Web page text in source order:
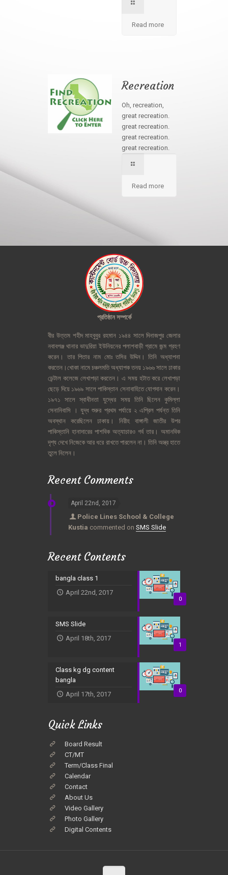
Read more
Recreation
Oh, recreation,
great recreation.
great recreation.
great recreation.
great recreation.
Read more
প্রতিষ্ঠান সম্পর্কে
বীর উত্তম শহীদ মাহবুবুর রহমান ১৯৪৪ সালে দিনাজপুর জেলার
নবাবগঞ্জ থানার ভাদুরিয়া ইউনিয়নের পলাশবাড়ী গ্রামে জন্ম গ্রহণ
করেন।
তার পিতার নাম মোঃ তসির উদ্দিন। তিনি অধ্যাপনা
করতেন।খোকা নামে চঞ্চলমতি অধ্যাপক তনয় ১৯৬৬ সালে ঢাকার
ডেন্টাল কলেজে লেখাপড়া করতেন। এ সময় হটাত করে লেখাপড়া
ছেড়ে দিয়ে ১৯৬৯ সালে পাকিস্তান সেনাবাহিতে যোগদান করেন।
১৯৭১
সালে স্বাধীনতা যুদ্ধের সময় তিনি ছিলেন কুমিল্লা
সেনানিবাসি
। যুদ্ধ শুরুর প্রথম পর্যায়ে ২ এপ্রিল পর্যন্ত তিনি
অবস্থান
করেছিলেন ঢাকায়। নিরীহ বাঙ্গালী জাতীর
উপর
পাকিস্তানি হানাদারের পাশবিক অত্যাচারও গর্ব তার। অমানবিক
দৃশ্য দেখে নিজেকে আর ধরে রাখতে পারলেন না। তিনি অস্ত্র হাতে
তুলে নিলেন।
Recent Comments
April 22nd, 2017
Police Lines School & College
Kustia commented on SMS Slide
Recent Contents
0
bangla class 1
April 22nd, 2017
1
SMS Slide
April 18th, 2017
0
Class kg dg content
bangla
April 17th, 2017
Quick Links
Board Result
CT/MT
Term/Class Final
Calendar
Contact
About Us
Video Gallery
Photo Gallery
Digital Contents